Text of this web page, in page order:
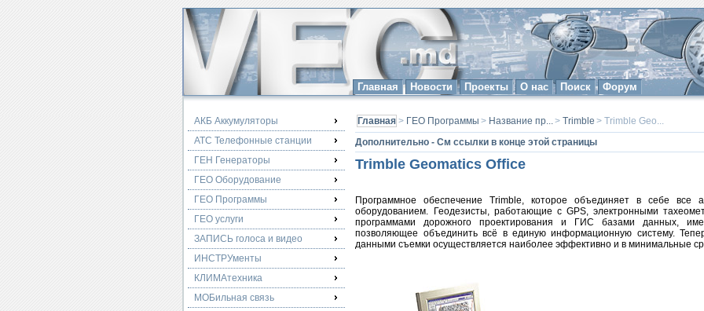
Главная Новости Проекты О нас Поиск Форум
АКБ Аккумуляторы
АТС Телефонные станции
ГЕН Генераторы
ГЕО Оборудование
ГЕО Программы
ГЕО услуги
ЗАПИСЬ голоса и видео
ИНСТРУменты
КЛИМАтехника
МОБильная связь
Главная > ГЕО Программы > Название пр...>Trimble > Trimble Geo...
Дополнительно - См ссылки в конце этой страницы
Trimble Geomatics Office
Программное обеспечение Trimble, которое объединяет в себе все
оборудованием. Геодезисты, работающие с GPS, электронными
программами дорожного проектирования и ГИС базами данных,
позволяющее объединить всё в единую информационную систему.
данными съемки осуществляется наиболее эффективно и в минимальные